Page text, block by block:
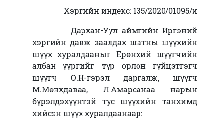
Хэргийн индекс: 135/2020/01095/и
Дархан-Уул аймгийн Иргэний
хэргийн давж заалдах шатны шүүхийн
шүүх хуралдааныг Ерөнхий шүүгчийн
албан үүргийг түр орлон гүйцэтгэгч
шүүгч О.Н-гэрэл даргалж, шүүгч
М.Мөнхдаваа, Л.Амарсанаа нарын
бүрэлдэхүүнтэй тус шүүхийн танхимд
хийсэн шүүх хуралдаанаар: